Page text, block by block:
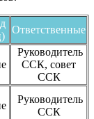
Ответственные
Руководитель
ССК, совет
ССК
Руководитель
ССК